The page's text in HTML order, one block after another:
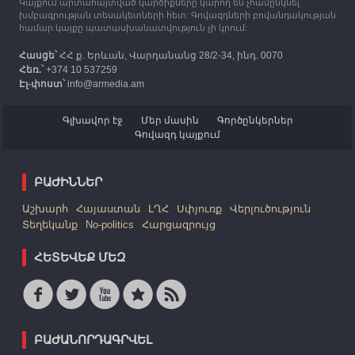
Կայքում արտահայտված կարծիքները կարող են չհամընկնել
խմբագրության տեսակետների հետ: Գովազդների բովանդակության
համար կայքը պատասխանատվություն չի կրում:
Հասցե՝ՀՀ ք. Երևան, Վարդանանց 28/2-34, ինդ. 0070
Հեռ.՝+374 10 537259
Էլ-փոստ՝info@armedia.am
Գլխավոր էջ Մեր մասին
Գործընկերներ
Գովազդ կայքում
ԲԱԺԻՆՆԵՐ
Աշխարհ Հայաստան ԼՂՀ Սփյուռք
Վերլուծություն
Տեղեկանք
No-politics Հարցազրույց
ՀԵՏԵՎԵՔ ՄԵԶ
ԲԱԺԱՆՈՐԴԱԳՐՎԵԼ